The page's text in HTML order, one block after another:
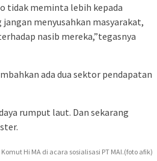
tidak meminta lebih kepada
menyusahkan masyarakat,
nasib mereka,”tegasnya
ada dua sektor pendapatan
rumput laut. Dan sekarang
Komut Hi MA di acara sosialisasi PT MAI.(foto afik)